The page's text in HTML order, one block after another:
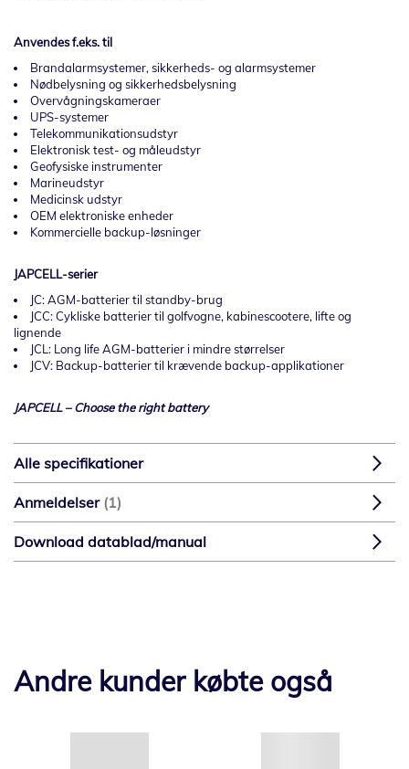
Anvendes f.eks. til
Brandalarmsystemer, sikkerheds- og alarmsystemer
Nødbelysning og sikkerhedsbelysning
Overvågningskameraer
UPS-systemer
Telekommunikationsudstyr
Elektronisk test- og måleudstyr
Geofysiske instrumenter
Marineudstyr
Medicinsk udstyr
OEM elektroniske enheder
Kommercielle backup-løsninger
JAPCELL-serier
JC: AGM-batterier til standby-brug
JCC: Cykliske batterier til golfvogne, kabinescootere, lifte og
lignende
JCL: Long life AGM-batterier i mindre størrelser
JCV: Backup-batterier til krævende backup-applikationer
JAPCELL – Choose the right battery
Alle specifikationer
Anmeldelser 1
Download datablad/manual
Andre kunder købte også